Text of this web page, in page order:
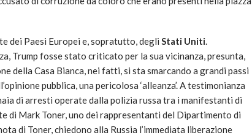
dei Paesi Europei e, sopratutto, degli Stati Uniti.
Trump fosse stato criticato per la sua vicinanza, presunta,
della Casa Bianca, nei fatti, si sta smarcando a grandi passi
pubblica, una pericolosa ‘alleanza’. A testimonianza
di arresti operate dalla polizia russa tra i manifestanti di
di Mark Toner, uno dei rappresentanti del Dipartimento di
di Toner, chiedono alla Russia l’immediata liberazione